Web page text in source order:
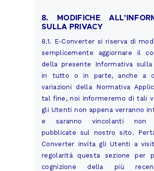
8. MODIFICHE
SULLA PRIVACY
8.1. E-Converter si riserva di
semplicemente aggiornare il
della presente Informativa sulla
in tutto o in parte, anche a
variazioni della Normativa
tal fine, noi informeremo di tali
gli Utenti non appena verranno
e saranno vincolanti non
pubblicate sul nostro sito.
Converter invita gli Utenti a
regolarità questa sezione per
cognizione della più